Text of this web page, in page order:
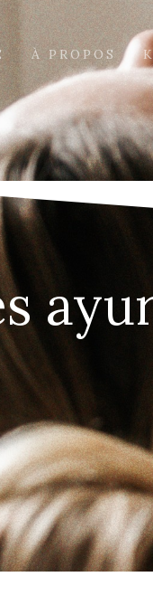
À PROPOS